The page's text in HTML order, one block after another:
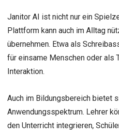
Janitor AI ist nicht nur ein
Plattform kann auch im Alltag
übernehmen. Etwa als
für einsame Menschen oder als
Interaktion.
Auch im Bildungsbereich bietet
Anwendungsspektrum. Lehrer
den Unterricht integrieren,